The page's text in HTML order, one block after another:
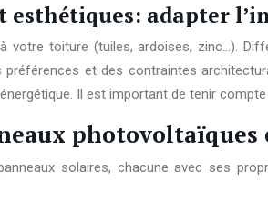
adapter
votre toiture (tuiles, ardoises, zinc…).
et des contraintes
Il est important de tenir
photovoltaïques
solaires, chacune avec ses